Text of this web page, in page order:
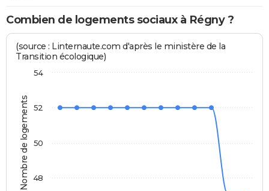
Combien de logements sociaux à Régny ?
Nombre de logements
(source : Linternaute.com d'après le ministère de la
Transition écologique)
48
50
52
54